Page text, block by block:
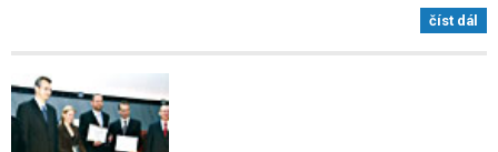
číst dál